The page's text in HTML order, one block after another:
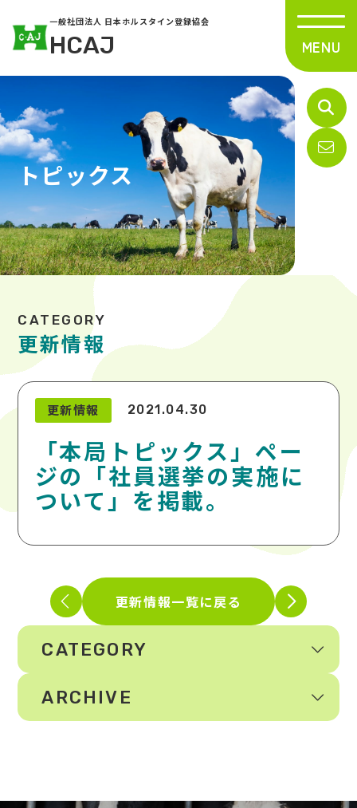
一般社団法人 日本ホルスタイン登録協会
HCAJ
トピックス
更新情報
更新情報 2021.04.30
「本局トピックス」ペー
ジの「社員選挙の実施に
ついて」を掲載。
更新情報一覧に戻る
CATEGORY
ARCHIVE